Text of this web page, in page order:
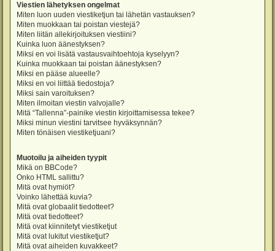
Viestien lähetyksen ongelmat
Miten luon uuden viestiketjun tai lähetän vastauksen?
Miten muokkaan tai poistan viestejä?
Miten liitän allekirjoituksen viestiini?
Kuinka luon äänestyksen?
Miksi en voi lisätä vastausvaihtoehtoja kyselyyn?
Kuinka muokkaan tai poistan äänestyksen?
Miksi en pääse alueelle?
Miksi en voi liittää tiedostoja?
Miksi sain varoituksen?
Miten ilmoitan viestin valvojalle?
Mitä “Tallenna”-painike viestin kirjoittamisessa tekee?
Miksi minun viestini tarvitsee hyväksynnän?
Miten tönäisen viestiketjuani?
Muotoilu ja aiheiden tyypit
Mikä on BBCode?
Onko HTML sallittu?
Mitä ovat hymiöt?
Voinko lähettää kuvia?
Mitä ovat globaalit tiedotteet?
Mitä ovat tiedotteet?
Mitä ovat kiinnitetyt viestiketjut
Mitä ovat lukitut viestiketjut?
Mitä ovat aiheiden kuvakkeet?